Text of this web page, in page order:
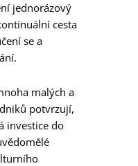
jednorázový
cesta
se a
malých a
potvrzují,
investice do